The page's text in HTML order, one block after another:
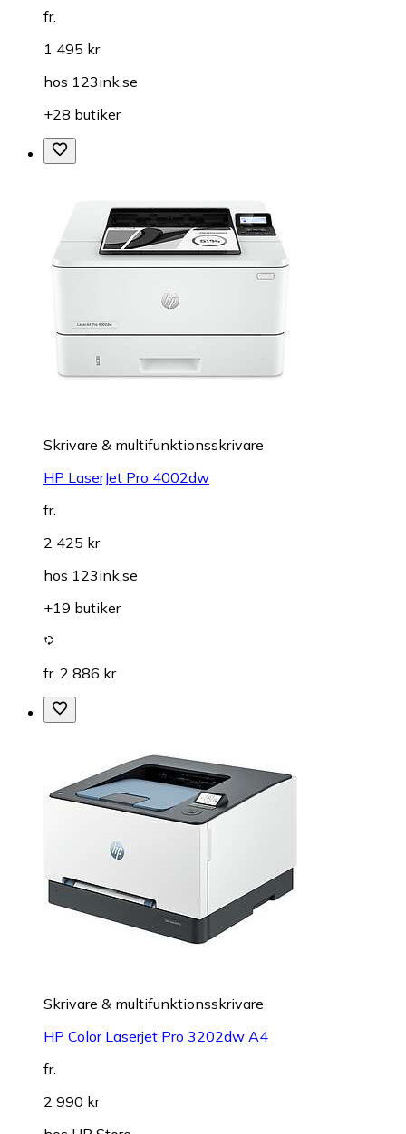
fr.
1 495 kr
hos 123ink.se
+28 butiker
Skrivare & multifunktionsskrivare
HP LaserJet Pro 4002dw
fr.
2 425 kr
hos 123ink.se
+19 butiker
fr. 2 886 kr
Skrivare & multifunktionsskrivare
HP Color Laserjet Pro 3202dw A4
fr.
2 990 kr